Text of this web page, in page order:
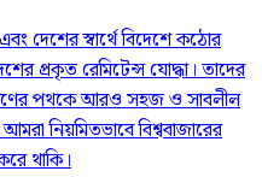
দেশের স্বার্থে বিদেশে কঠোর
প্রকৃত রেমিটেন্স যোদ্ধা। তাদের
পথকে আরও সহজ ও সাবলীল
নিয়মিতভাবে বিশ্ববাজারের
থাকি।